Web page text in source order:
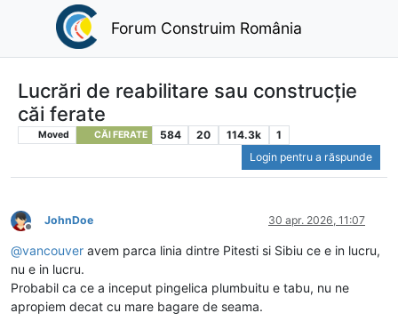
Forum Construim România
Lucrări de reabilitare sau construcție
căi ferate
Moved CĂI FERATE 584 20 114.3k
1
Login pentru a răspunde
Deconectat
JohnDoe 30 apr. 2026, 11:07
@vancouver avem parca linia dintre Pitesti si Sibiu ce e in lucru,
nu e in lucru.
Probabil ca ce a inceput pingelica plumbuitu e tabu, nu ne
apropiem decat cu mare bagare de seama.